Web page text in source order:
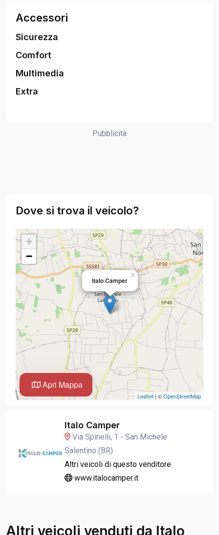
Accessori
Sicurezza
Comfort
Multimedia
Extra
Pubblicità
Dove si trova il veicolo?
Apri Mappa
Italo Camper
×
+
−
Leaflet | ©OpenStreetMap
Italo Camper
Via Spinelli, 1 - San Michele
Salentino (BR)
Altri veicoli di questo venditore
www.italocamper.it
Altri veicoli venduti da Italo